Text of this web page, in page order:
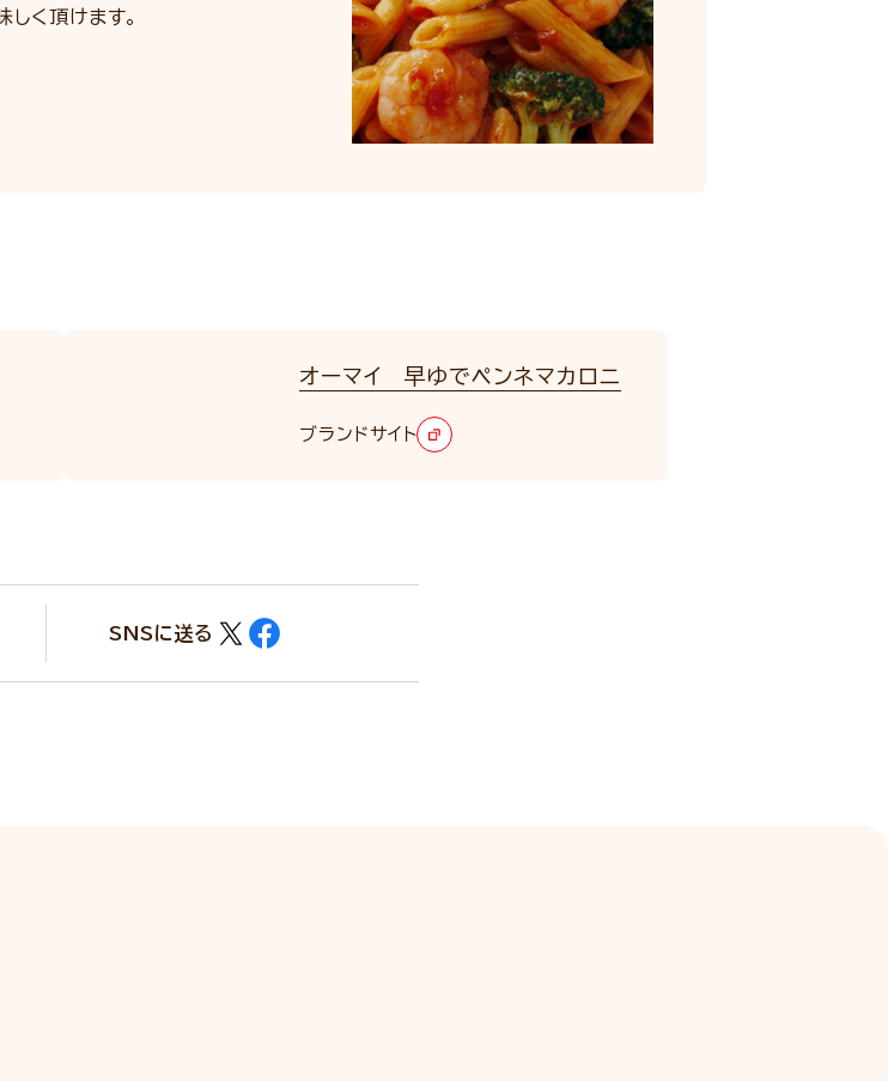
く頂けます。
オーマイ 早ゆでペンネマカロニ
ブランドサイト
SNSに送る